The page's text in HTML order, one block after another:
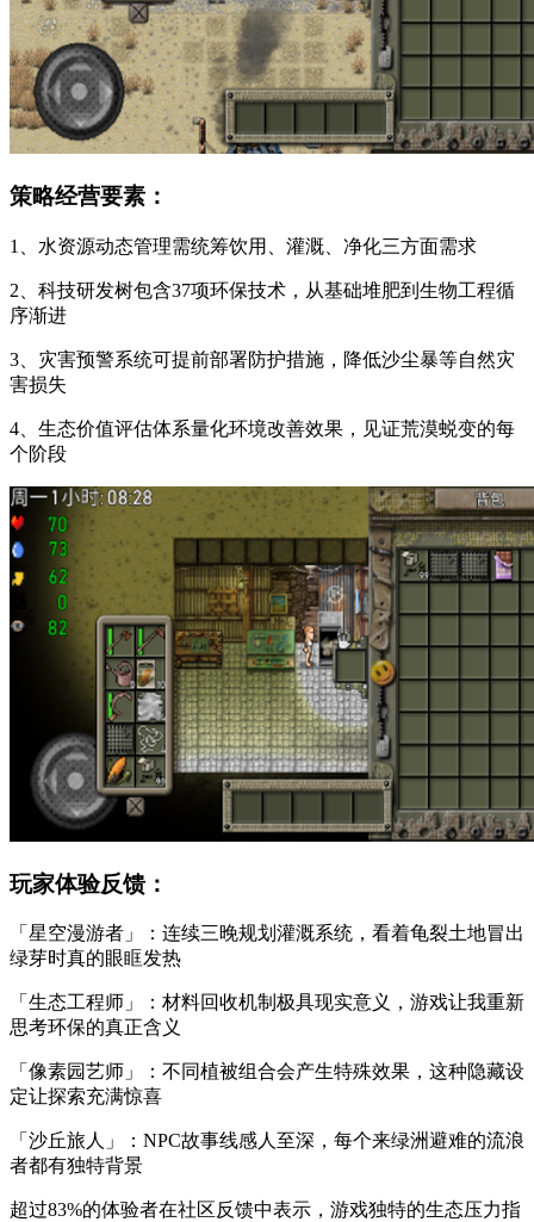
策略经营要素：
1、水资源动态管理需统筹饮用、灌溉、净化三方面需求
2、科技研发树包含37项环保技术，从基础堆肥到生物工程循
序渐进
3、灾害预警系统可提前部署防护措施，降低沙尘暴等自然灾
害损失
4、生态价值评估体系量化环境改善效果，见证荒漠蜕变的每
个阶段
玩家体验反馈：
「星空漫游者」：连续三晚规划灌溉系统，看着龟裂土地冒出
绿芽时真的眼眶发热
「生态工程师」：材料回收机制极具现实意义，游戏让我重新
思考环保的真正含义
「像素园艺师」：不同植被组合会产生特殊效果，这种隐藏设
定让探索充满惊喜
「沙丘旅人」：NPC故事线感人至深，每个来绿洲避难的流浪
者都有独特背景
超过83%的体验者在社区反馈中表示，游戏独特的生态压力指